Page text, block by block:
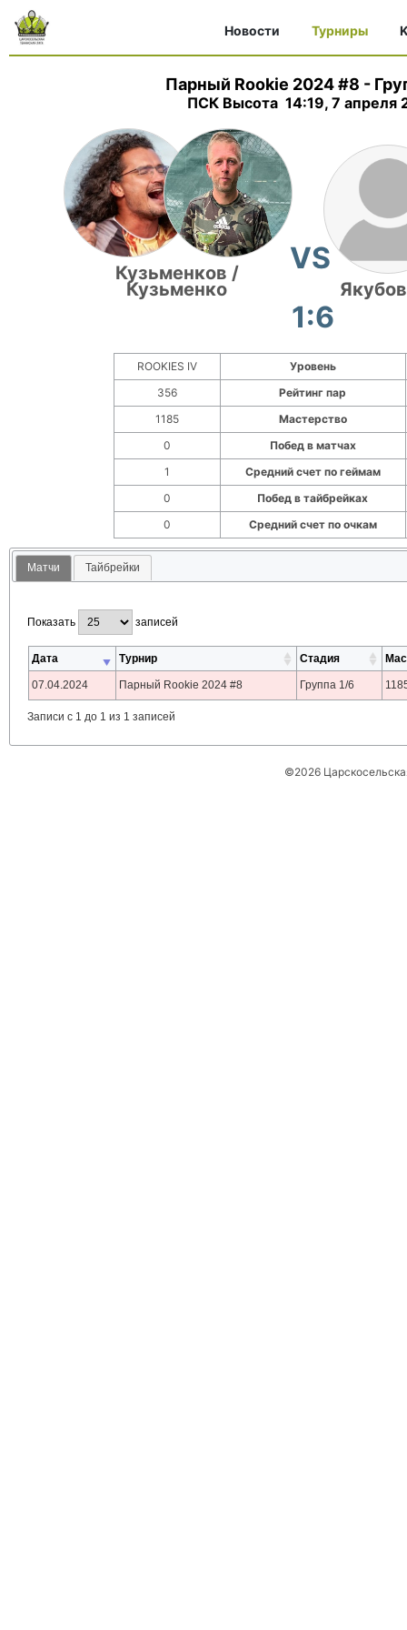
Новости Турниры
Парный Rookie 2024 #8 -
ПСК Высота 14:19, 7 апреля
Кузьменков /
Кузьменко
VS
1:6
ROOKIES IV
Уровень
356
Рейтинг пар
1185
Мастерство
0
Побед в матчах
1
Средний счет по геймам
0
Побед в тайбрейках
0
Средний счет по очкам
Матчи Тайбрейки
Показать записей
Дата Турнир Стадия
07.04.2024 Парный Rookie 2024 #8 Группа 1/6
Записи с 1 до 1 из 1 записей
©2026